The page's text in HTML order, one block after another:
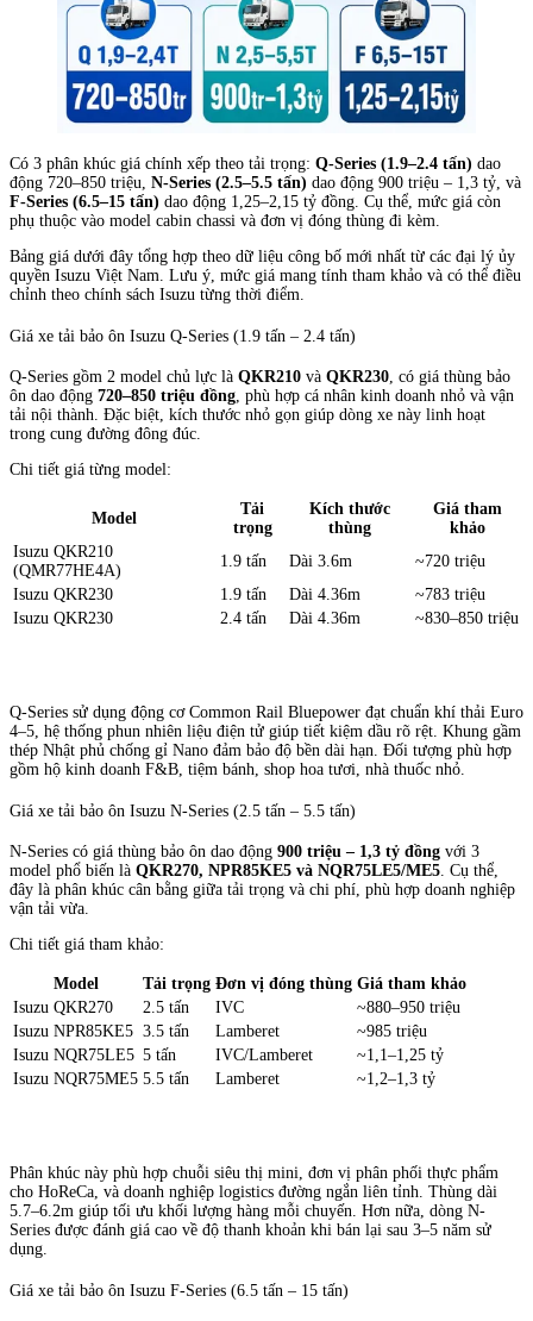
Có 3 phân khúc giá chính xếp theo tải trọng: Q-Series (1.9–2.4 tấn) dao
động 720–850 triệu, N-Series (2.5–5.5 tấn) dao động 900 triệu – 1,3 tỷ, và
F-Series (6.5–15 tấn) dao động 1,25–2,15 tỷ đồng. Cụ thể, mức giá còn
phụ thuộc vào model cabin chassi và đơn vị đóng thùng đi kèm.
Bảng giá dưới đây tổng hợp theo dữ liệu công bố mới nhất từ các đại lý ủy
quyền Isuzu Việt Nam. Lưu ý, mức giá mang tính tham khảo và có thể điều
chỉnh theo chính sách Isuzu từng thời điểm.
Giá xe tải bảo ôn Isuzu Q-Series (1.9 tấn – 2.4 tấn)
Q-Series gồm 2 model chủ lực là QKR210 và QKR230, có giá thùng bảo
ôn dao động 720–850 triệu đồng, phù hợp cá nhân kinh doanh nhỏ và vận
tải nội thành. Đặc biệt, kích thước nhỏ gọn giúp dòng xe này linh hoạt
trong cung đường đông đúc.
Chi tiết giá từng model:
Model
Tải
trọng
Kích thước
thùng
Giá tham
khảo
Isuzu QKR210
(QMR77HE4A)
1.9 tấn Dài 3.6m
~720 triệu
Isuzu QKR230
1.9 tấn Dài 4.36m
~783 triệu
Isuzu QKR230
2.4 tấn Dài 4.36m ~830–850 triệu
Q-Series sử dụng động cơ Common Rail Bluepower đạt chuẩn khí thải Euro
4–5, hệ thống phun nhiên liệu điện tử giúp tiết kiệm dầu rõ rệt. Khung gầm
thép Nhật phủ chống gỉ Nano đảm bảo độ bền dài hạn. Đối tượng phù hợp
gồm hộ kinh doanh F&B, tiệm bánh, shop hoa tươi, nhà thuốc nhỏ.
Giá xe tải bảo ôn Isuzu N-Series (2.5 tấn – 5.5 tấn)
N-Series có giá thùng bảo ôn dao động 900 triệu – 1,3 tỷ đồng với 3
model phổ biến là QKR270, NPR85KE5 và NQR75LE5/ME5. Cụ thể,
đây là phân khúc cân bằng giữa tải trọng và chi phí, phù hợp doanh nghiệp
vận tải vừa.
Chi tiết giá tham khảo:
Model Tải trọng Đơn vị đóng thùng Giá tham khảo
Isuzu QKR270
2.5 tấn IVC
~880–950 triệu
Isuzu NPR85KE5 3.5 tấn Lamberet
~985 triệu
Isuzu NQR75LE5 5 tấn IVC/Lamberet
~1,1–1,25 tỷ
Isuzu NQR75ME5 5.5 tấn Lamberet ~1,2–1,3 tỷ
Phân khúc này phù hợp chuỗi siêu thị mini, đơn vị phân phối thực phẩm
cho HoReCa, và doanh nghiệp logistics đường ngắn liên tỉnh. Thùng dài
5.7–6.2m giúp tối ưu khối lượng hàng mỗi chuyến. Hơn nữa, dòng N-
Series được đánh giá cao về độ thanh khoản khi bán lại sau 3–5 năm sử
dụng.
Giá xe tải bảo ôn Isuzu F-Series (6.5 tấn – 15 tấn)